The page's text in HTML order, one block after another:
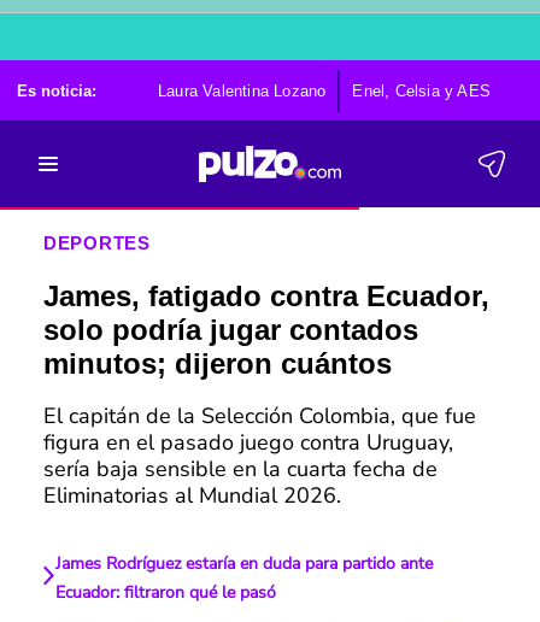
Es noticia: Laura Valentina Lozano Enel, Celsia y AES
DEPORTES
James, fatigado contra Ecuador,
solo podría jugar contados
minutos; dijeron cuántos
El capitán de la Selección Colombia, que fue
figura en el pasado juego contra Uruguay,
sería baja sensible en la cuarta fecha de
Eliminatorias al Mundial 2026.
James Rodríguez estaría en duda para partido ante
Ecuador: filtraron qué le pasó